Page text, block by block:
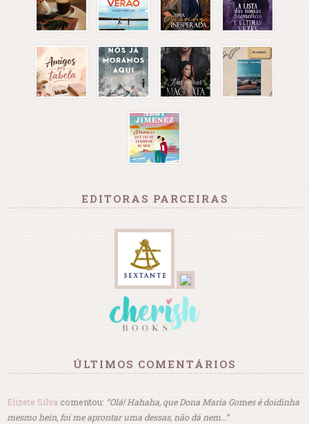
EDITORAS PARCEIRAS
ÚLTIMOS COMENTÁRIOS
Elizete Silva comentou: “Olá! Hahaha, que Dona Maria Gomes é doidinha
mesmo hein, foi me aprontar uma dessas, não dá nem…”